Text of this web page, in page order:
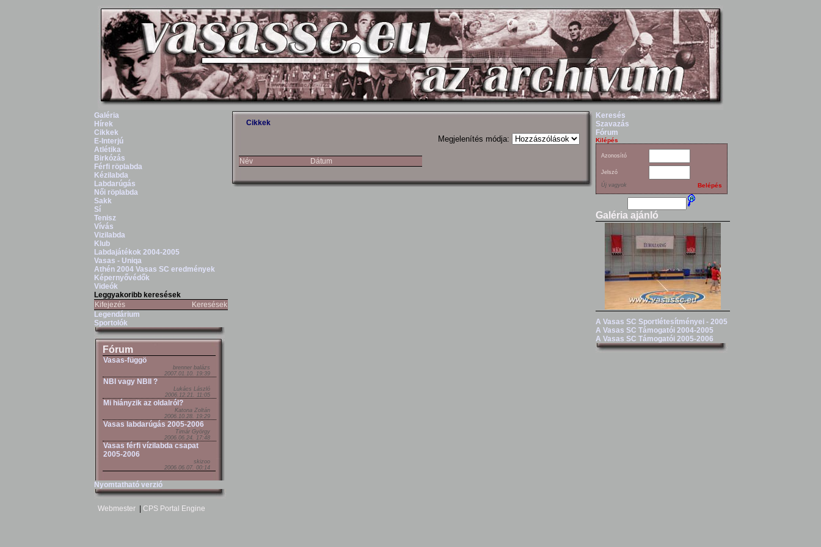
Galéria
Hírek
Cikkek
E-Interjú
Atlétika
Birkózás
Férfi röplabda
Kézilabda
Labdarúgás
Női röplabda
Sakk
Sí
Tenisz
Vívás
Vizilabda
Klub
Labdajátékok 2004-2005
Vasas - Uniqa
Athén 2004 Vasas SC eredmények
Képernyővédők
Videók
Leggyakoribb keresések
Kifejezés
Keresések
Legendárium
Sportolók
Fórum
Vasas-függö
brenner balázs
2007.01.10. 19:39
NBI vagy NBII ?
Lukács László
2006.12.21. 11:05
Mi hiányzik az oldalról?
Katona Zoltán
2006.10.28. 19:29
Vasas labdarúgás 2005-2006
Timár György
2006.06.24. 17:48
Vasas férfi vízilabda csapat
2005-2006
skizoo
2006.06.07. 00:14
Nyomtatható verzió
Cikkek
Megjelenítés módja:
Név Dátum
Keresés
Szavazás
Fórum
Kilépés
Azonosító
Jelszó
Új vagyok Belépés
Galéria ajánló
A Vasas SC Sportlétesítményei - 2005
A Vasas SC Támogatói 2004-2005
A Vasas SC Támogatói 2005-2006
Webmester CPS Portal Engine